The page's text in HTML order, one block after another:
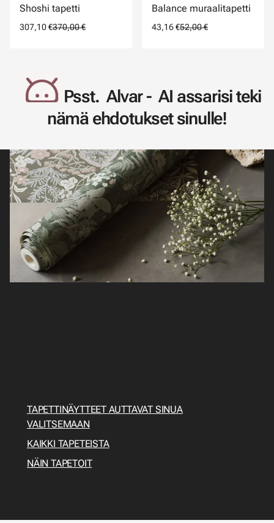
Shoshi tapetti
307,10 €370,00 €
Balance muraalitapetti
43,16 €52,00 €
Psst. Alvar - AI assarisi teki
nämä ehdotukset sinulle!
TAPETTINÄYTTEET AUTTAVAT SINUA
VALITSEMAAN
KAIKKI TAPETEISTA
NÄIN TAPETOIT